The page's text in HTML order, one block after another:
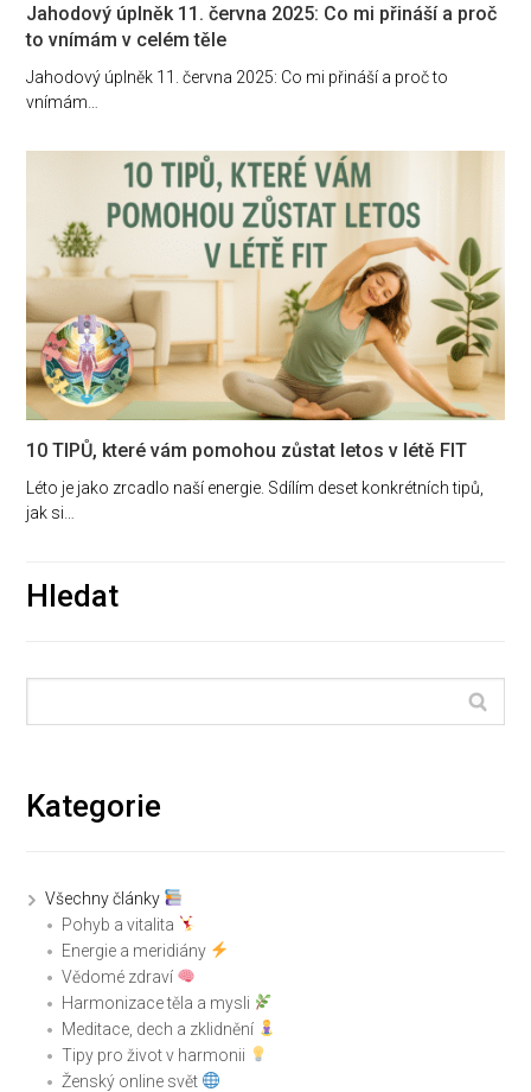
Jahodový úplněk 11. června 2025: Co mi přináší a proč
to vnímám v celém těle
Jahodový úplněk 11. června 2025: Co mi přináší a proč to
vnímám…
10 TIPŮ, které vám pomohou zůstat letos v létě FIT
Léto je jako zrcadlo naší energie. Sdílím deset konkrétních tipů,
jak si…
Hledat
Kategorie
Všechny články
Pohyb a vitalita
Energie a meridiány
Vědomé zdraví
Harmonizace těla a mysli
Meditace, dech a zklidnění
Tipy pro život v harmonii
Ženský online svět